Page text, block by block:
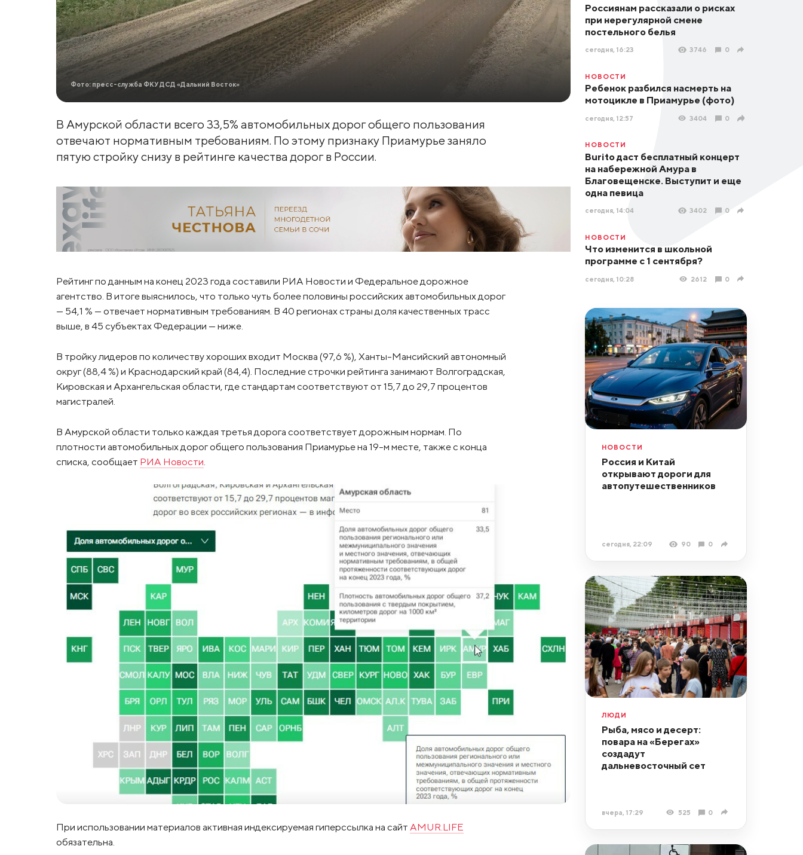
Фото: пресс-служба ФКУ ДСД «Дальний Восток»
В Амурской области всего 33,5% автомобильных дорог общего пользования
отвечают нормативным требованиям. По этому признаку Приамурье заняло
пятую стройку снизу в рейтинге качества дорог в России.
Рейтинг по данным на конец 2023 года составили РИА Новости и Федеральное дорожное
агентство. В итоге выяснилось, что только чуть более половины российских автомобильных дорог
— 54,1 % — отвечает нормативным требованиям. В 40 регионах страны доля качественных трасс
выше, в 45 субъектах Федерации — ниже.
В тройку лидеров по количеству хороших входит Москва (97,6 %), Ханты-Мансийский автономный
округ (88,4 %) и Краснодарский край (84,4). Последние строчки рейтинга занимают Волгоградская,
Кировская и Архангельская области, где стандартам соответствуют от 15,7 до 29,7 процентов
магистралей.
В Амурской области только каждая третья дорога соответствует дорожным нормам. По
плотности автомобильных дорог общего пользования Приамурье на 19-м месте, также с конца
списка, сообщает РИА Новости
При использовании материалов активная индексируемая гиперссылка на сайт AMUR.LIFE
обязательна.
Россиянам рассказали о рисках
при нерегулярной смене
постельного белья
сегодня, 16:23 3746 0
НОВОСТИ
Ребенок разбился насмерть на
мотоцикле в Приамурье (фото)
сегодня, 12:57 3404 0
НОВОСТИ
Burito даст бесплатный концерт
на набережной Амура в
Благовещенске. Выступит и еще
одна певица
сегодня, 14:04 3402 0
НОВОСТИ
Что изменится в школьной
программе с 1 сентября?
сегодня, 10:28 2612 0
НОВОСТИ
Россия и Китай
открывают дороги для
автопутешественников
сегодня, 22:09 90 0
ЛЮДИ
Рыба, мясо и десерт:
повара на «Берегах»
создадут
дальневосточный сет
вчера, 17:29 525 0